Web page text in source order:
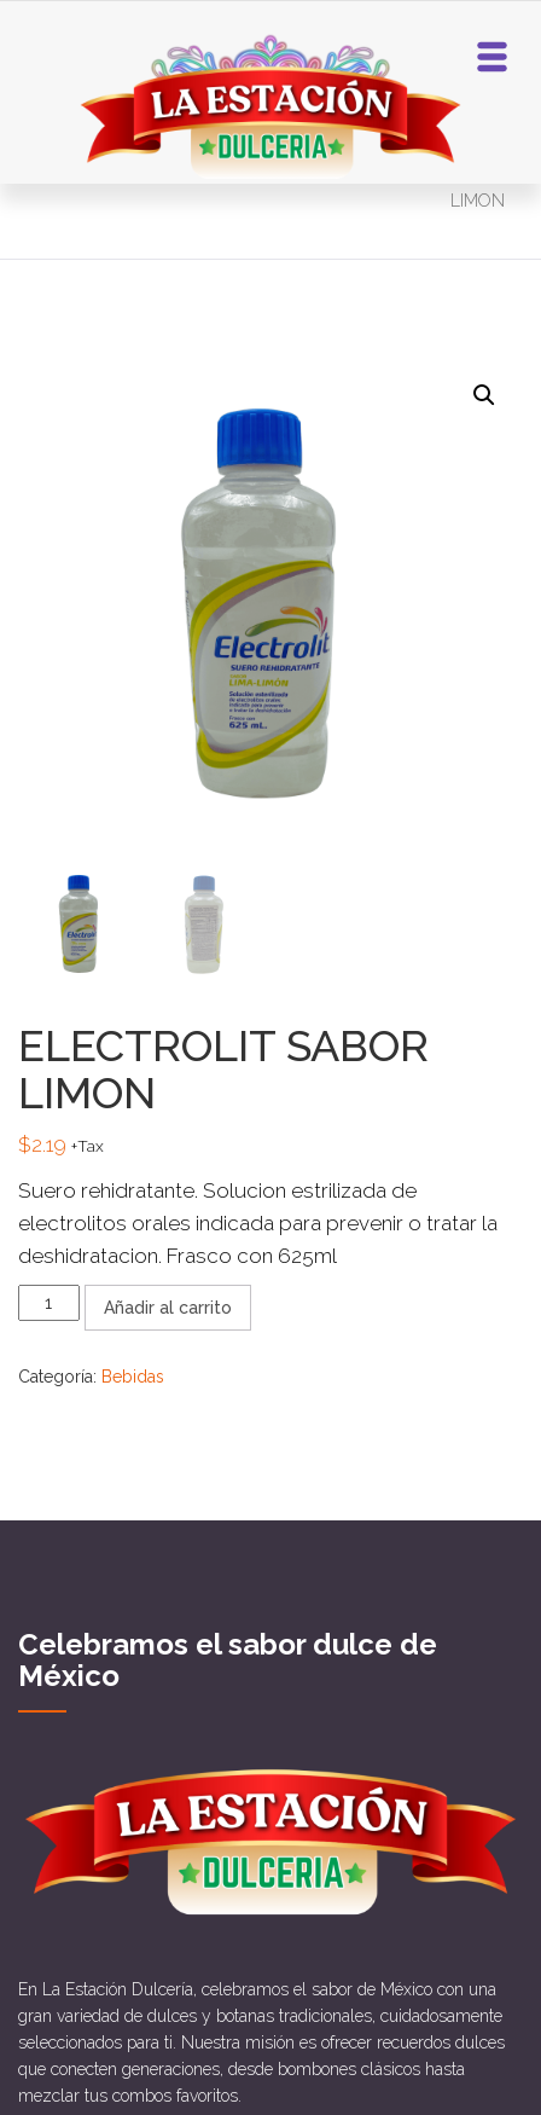
Home
Bebidas
LIMON
ELECTROLIT SABOR
LIMON
$2.19 +Tax
Suero rehidratante. Solucion estrilizada de
electrolitos orales indicada para prevenir o tratar la
deshidratacion. Frasco con 625ml
ELECTROLIT
SABOR
cantidad
Añadir al carrito
Categoría: Bebidas
Celebramos el sabor dulce de
México
En La Estación Dulcería, celebramos el sabor de México con una
gran variedad de dulces y botanas tradicionales, cuidadosamente
seleccionados para ti. Nuestra misión es ofrecer recuerdos dulces
que conecten generaciones, desde bombones clásicos hasta
mezclar tus combos favoritos.